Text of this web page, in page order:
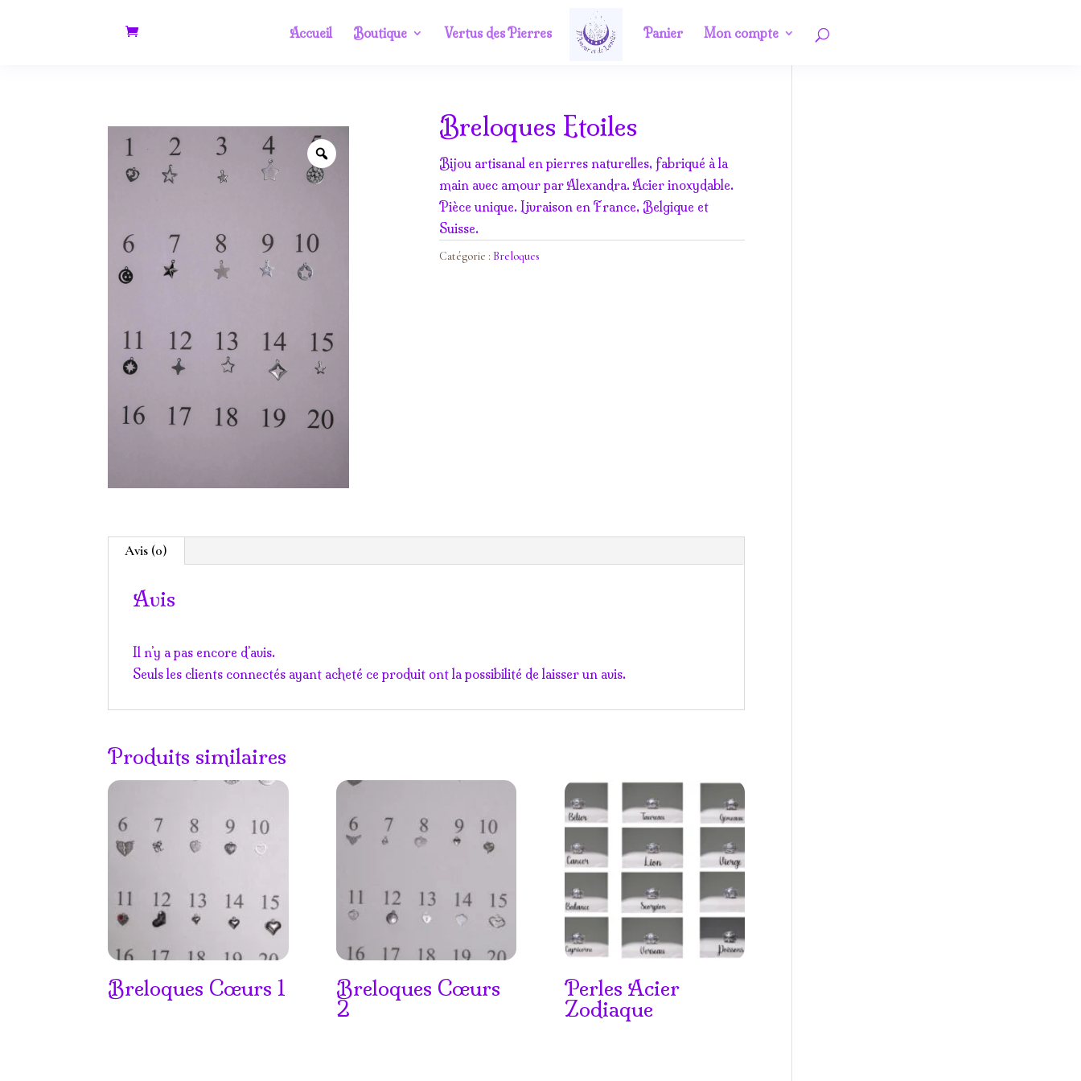
Accueil Boutique Vertus des Pierres Panier Mon compte
Zoom
Breloques Etoiles
Bijou artisanal en pierres naturelles, fabriqué à la
main avec amour par Alexandra. Acier inoxydable.
Pièce unique. Livraison en France, Belgique et
Suisse.
Catégorie : Breloques
Avis (0)
Avis
Il n’y a pas encore d’avis.
Seuls les clients connectés ayant acheté ce produit ont la possibilité de laisser un avis.
Produits similaires
Breloques Cœurs 1 Breloques Cœurs
2
Perles Acier
Zodiaque